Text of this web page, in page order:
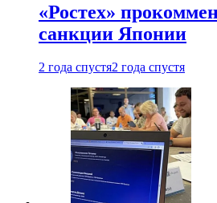
«Ростех»
санкции Японии
2 года спустя2 года спустя